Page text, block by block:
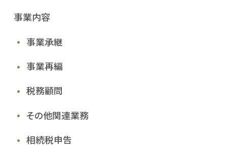
事業内容
事業承継
事業再編
税務顧問
その他関連業務
相続税申告